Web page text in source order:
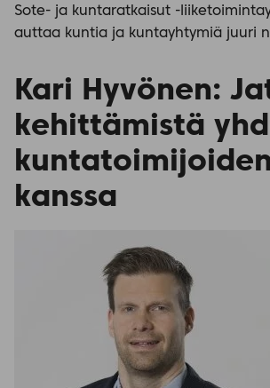
Sote- ja kuntaratkaisut -
auttaa kuntia ja kuntayhtymiä juuri
Kari Hyvönen:
kehittämistä
kuntatoimijoiden
kanssa